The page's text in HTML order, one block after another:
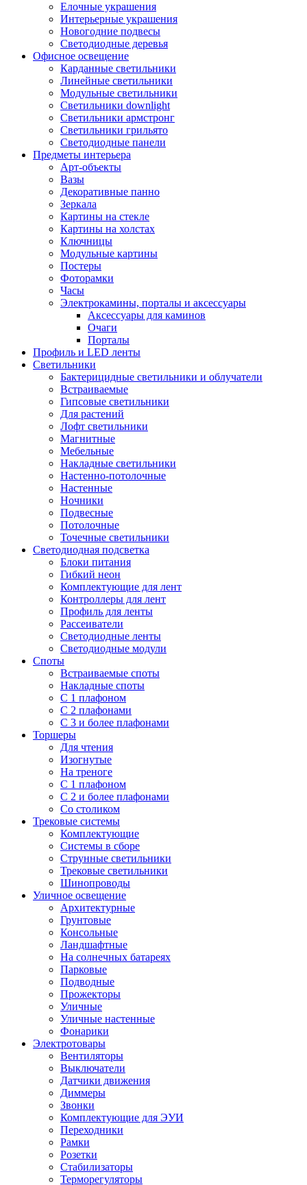
Елочные украшения
Интерьерные украшения
Новогодние подвесы
Светодиодные деревья
Офисное освещение
Карданные светильники
Линейные светильники
Модульные светильники
Светильники downlight
Светильники армстронг
Светильники грильято
Светодиодные панели
Предметы интерьера
Арт-объекты
Вазы
Декоративные панно
Зеркала
Картины на стекле
Картины на холстах
Ключницы
Модульные картины
Постеры
Фоторамки
Часы
Электрокамины, порталы и аксессуары
Аксессуары для каминов
Очаги
Порталы
Профиль и LED ленты
Светильники
Бактерицидные светильники и облучатели
Встраиваемые
Гипсовые светильники
Для растений
Лофт светильники
Магнитные
Мебельные
Накладные светильники
Настенно-потолочные
Настенные
Ночники
Подвесные
Потолочные
Точечные светильники
Светодиодная подсветка
Блоки питания
Гибкий неон
Комплектующие для лент
Контроллеры для лент
Профиль для ленты
Рассеиватели
Светодиодные ленты
Светодиодные модули
Споты
Встраиваемые споты
Накладные споты
С 1 плафоном
С 2 плафонами
С 3 и более плафонами
Торшеры
Для чтения
Изогнутые
На треноге
С 1 плафоном
С 2 и более плафонами
Со столиком
Трековые системы
Комплектующие
Системы в сборе
Струнные светильники
Трековые светильники
Шинопроводы
Уличное освещение
Архитектурные
Грунтовые
Консольные
Ландшафтные
На солнечных батареях
Парковые
Подводные
Прожекторы
Уличные
Уличные настенные
Фонарики
Электротовары
Вентиляторы
Выключатели
Датчики движения
Диммеры
Звонки
Комплектующие для ЭУИ
Переходники
Рамки
Розетки
Стабилизаторы
Терморегуляторы